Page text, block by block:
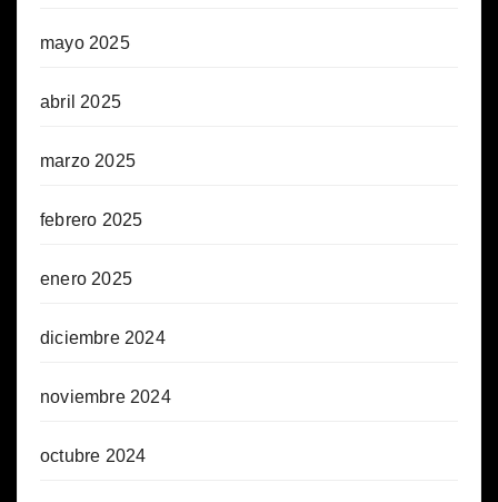
mayo 2025
abril 2025
marzo 2025
febrero 2025
enero 2025
diciembre 2024
noviembre 2024
octubre 2024